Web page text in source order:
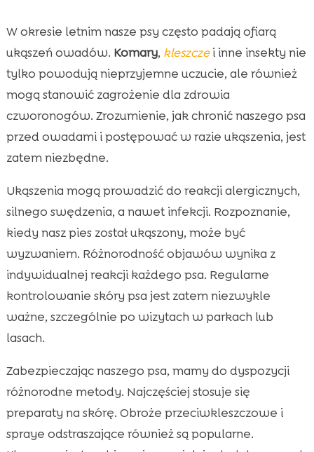
W okresie letnim nasze psy często padają ofiarą
ukąszeń owadów. Komary, kleszczei inne insekty nie
tylko powodują nieprzyjemne uczucie, ale również
mogą stanowić zagrożenie dla zdrowia
czworonogów. Zrozumienie, jak chronić naszego psa
przed owadami i postępować w razie ukąszenia, jest
zatem niezbędne.
Ukąszenia mogą prowadzić do reakcji alergicznych,
silnego swędzenia, a nawet infekcji. Rozpoznanie,
kiedy nasz pies został ukąszony, może być
wyzwaniem. Różnorodność objawów wynika z
indywidualnej reakcji każdego psa. Regularne
kontrolowanie skóry psa jest zatem niezwykle
ważne, szczególnie po wizytach w parkach lub
lasach.
Zabezpieczając naszego psa, mamy do dyspozycji
różnorodne metody. Najczęściej stosuje się
preparaty na skórę. Obroże przeciwkleszczowe i
spraye odstraszające również są popularne.